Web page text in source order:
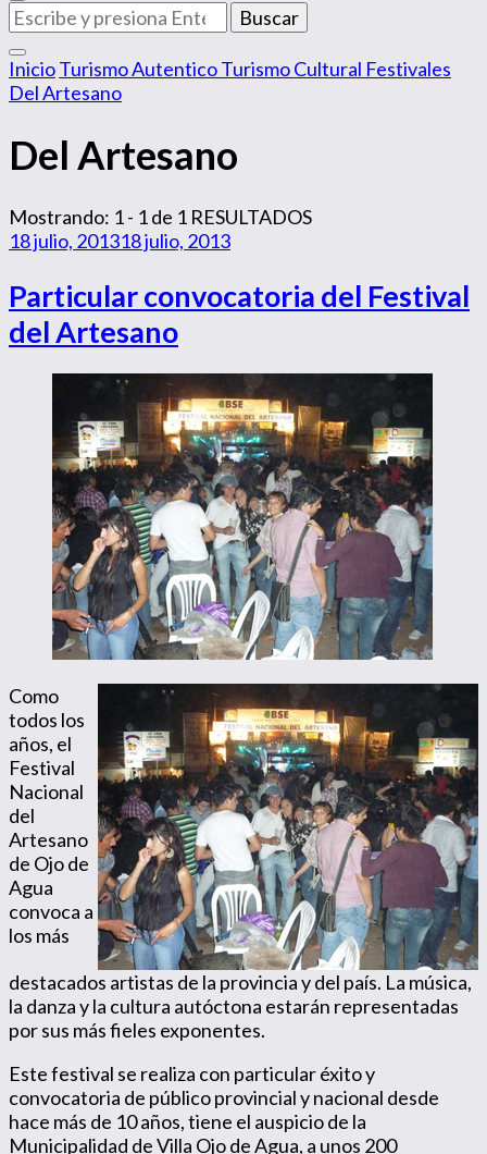
¿Buscas
algo?
InicioTurismo AutenticoTurismo Cultural Festivales
Del Artesano
Del Artesano
Mostrando: 1 - 1 de 1 RESULTADOS
18 julio, 201318 julio, 2013
Particular convocatoria del Festival
del Artesano
Como
todos los
años, el
Festival
Nacional
del
Artesano
de Ojo de
Agua
convoca a
los más
destacados artistas de la provincia y del país. La música,
la danza y la cultura autóctona estarán representadas
por sus más fieles exponentes.
Este festival se realiza con particular éxito y
convocatoria de público provincial y nacional desde
hace más de 10 años, tiene el auspicio de la
Municipalidad de Villa Ojo de Agua, a unos 200